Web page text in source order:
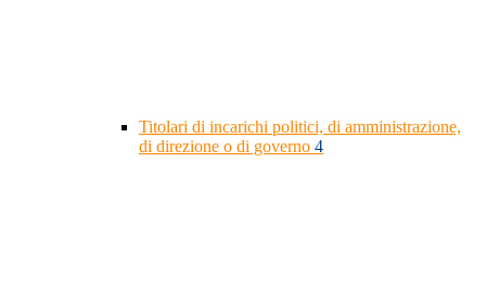
Titolari di incarichi politici, di amministrazione,
di direzione o di governo 4